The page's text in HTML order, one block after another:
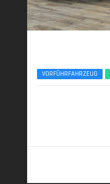
VORFÜHRFAHRZEUG